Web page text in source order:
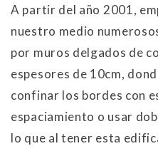
A partir del año 2001,
nuestro medio
por muros delgados de
espesores de 10cm,
confinar los bordes con
espaciamiento o usar
lo que al tener esta